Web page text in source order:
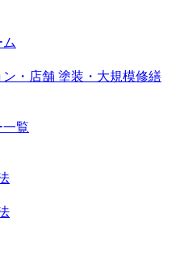
・店舗 塗装・大規模修繕
覧